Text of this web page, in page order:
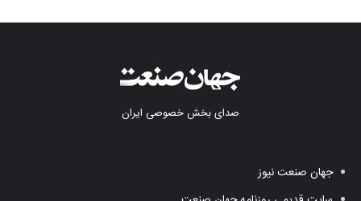
صدای بخش خصوصی ایران
جهان صنعت نیوز